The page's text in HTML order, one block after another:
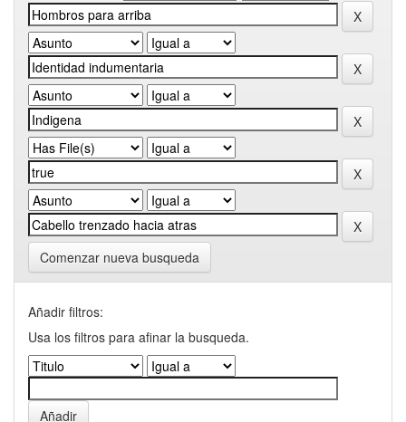
Comenzar nueva busqueda
Añadir filtros:
Usa los filtros para afinar la busqueda.